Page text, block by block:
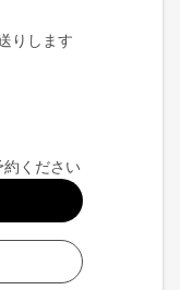
りします
ください